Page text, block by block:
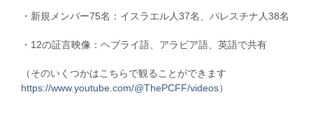
・新規メンバー75名：イスラエル人37名、パレスチナ人38名
・12の証言映像：ヘブライ語、アラビア語、英語で共有
（そのいくつかはこちらで観ることができます
https://www.youtube.com/@ThePCFF/videos）